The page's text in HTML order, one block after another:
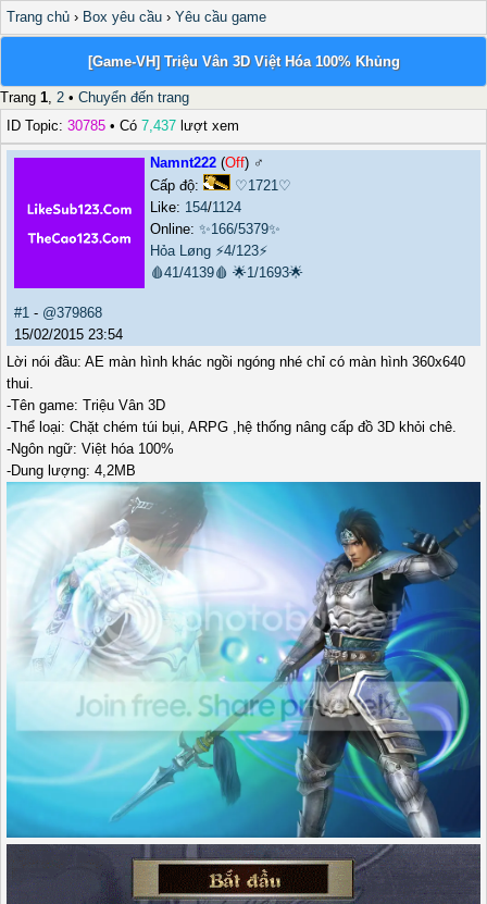
Trang chủ › Box yêu cầu › Yêu cầu game
[Game-VH] Triệu Vân 3D Việt Hóa 100% Khủng
Trang 1, 2 • Chuyển đến trang
ID Topic: 30785 • Có 7,437 lượt xem
Namnt222 (Off) ♂️
Cấp độ:
♡1721♡
Like: 154/1124
Online: ✨166/5379✨
Hỏa Løng ⚡4/123⚡
🩸41/4139🩸 🌟1/1693🌟
#1 - @379868
15/02/2015 23:54
Lời nói đầu: AE màn hình khác ngồi ngóng nhé chỉ có màn hình 360x640
thui.
-Tên game: Triệu Vân 3D
-Thể loại: Chặt chém túi bụi, ARPG ,hệ thống nâng cấp đồ 3D khỏi chê.
-Ngôn ngữ: Việt hóa 100%
-Dung lượng: 4,2MB